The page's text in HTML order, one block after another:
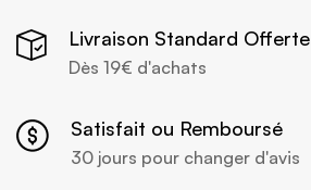
Livraison Standard Offerte
Dès 19€ d'achats
Satisfait ou Remboursé
30 jours pour changer d'avis